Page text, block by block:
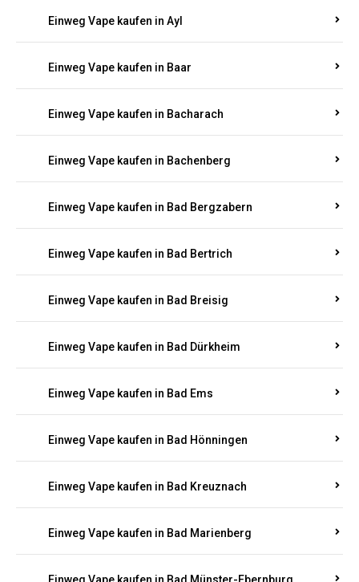
Einweg Vape kaufen in Ayl
Einweg Vape kaufen in Baar
Einweg Vape kaufen in Bacharach
Einweg Vape kaufen in Bachenberg
Einweg Vape kaufen in Bad Bergzabern
Einweg Vape kaufen in Bad Bertrich
Einweg Vape kaufen in Bad Breisig
Einweg Vape kaufen in Bad Dürkheim
Einweg Vape kaufen in Bad Ems
Einweg Vape kaufen in Bad Hönningen
Einweg Vape kaufen in Bad Kreuznach
Einweg Vape kaufen in Bad Marienberg